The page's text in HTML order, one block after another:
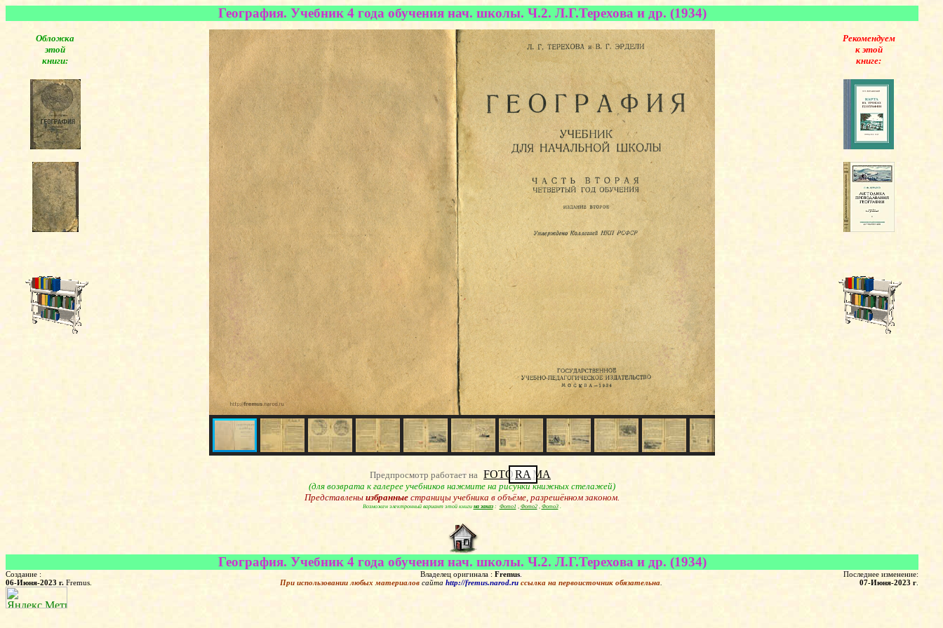
География. Учебник 4 года обучения нач. школы. Ч.2. Л.Г.Терехова и др. (1934)
Обложка
этой
книги:
Предпросмотр работает на FOTORA MA
(для возврата к галерее учебников нажмите на рисунки книжных стелажей)
Представлены избранныестраницы учебника в объёме, разрешённом законом.
Возможен электронный вариант этой книги на заказ: Фото1 , Фото2, Фото3.
Рекомендуем
к этой
книге:
География. Учебник 4 года обучения нач. школы. Ч.2. Л.Г.Терехова и др. (1934)
Создание :
06-Июня-2023 г. Fremus.
Владелец оригинала : Fremus
При использовании любых материалов сайта http://fremus.narod.ru ссылка на первоисточник обязательна
Последнее изменение:
07-Июня-2023 г